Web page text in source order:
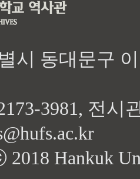
시 동대문구
3981, 전시
Hankuk